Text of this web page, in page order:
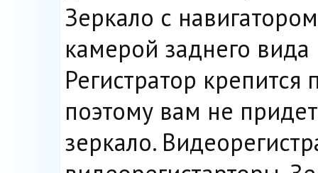
Зеркало с
камерой заднего
Регистратор
поэтому вам не
зеркало.